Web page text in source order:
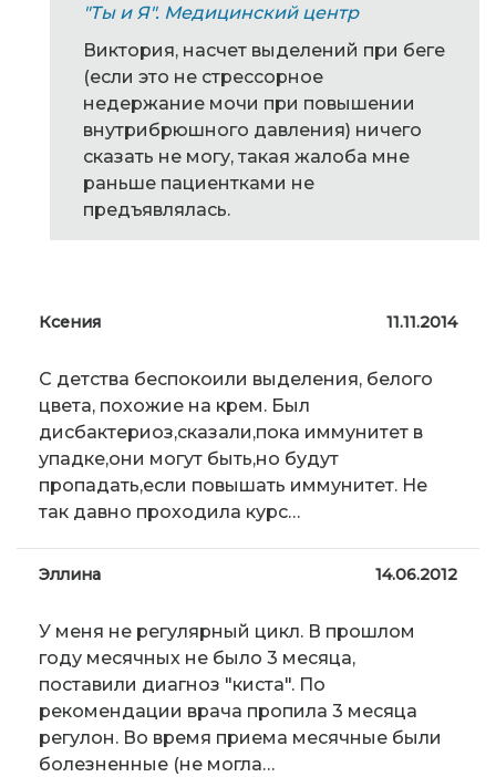
"Ты и Я". Медицинский центр
Виктория, насчет выделений при беге
(если это не стрессорное
недержание мочи при повышении
внутрибрюшного давления) ничего
сказать не могу, такая жалоба мне
раньше пациентками не
предъявлялась.
Ксения 11.11.2014
С детства беспокоили выделения, белого
цвета, похожие на крем. Был
дисбактериоз,сказали,пока иммунитет в
упадке,они могут быть,но будут
пропадать,если повышать иммунитет. Не
так давно проходила курс…
Эллина 14.06.2012
У меня не регулярный цикл. В прошлом
году месячных не было 3 месяца,
поставили диагноз "киста". По
рекомендации врача пропила 3 месяца
регулон. Во время приема месячные были
болезненные (не могла…